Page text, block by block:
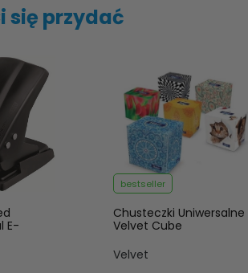
się przydać
E-
bestseller
Chusteczki Uniwersalne
Velvet Cube
Velvet